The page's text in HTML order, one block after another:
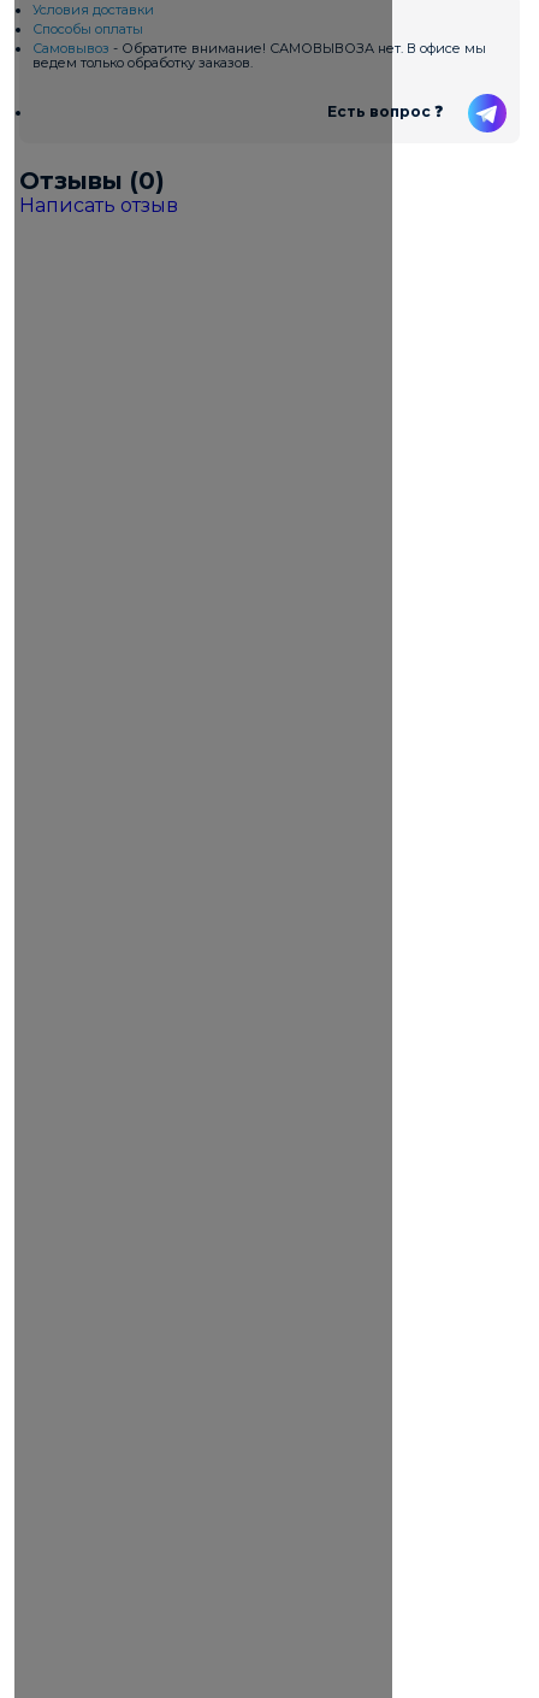
Условия доставки
Способы оплаты
Самовывоз - Обратите внимание! САМОВЫВОЗА нет. В офисе мы
ведем только обработку заказов.
Есть вопрос ❓
Отзывы (0)
Написать отзыв